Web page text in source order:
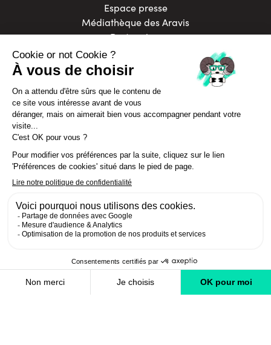
Espace presse
Médiathèque des Aravis
Partenaires
Site de la Mairie
Site du Club des Sports
OFFICE DU TOURISME
Enquête de satisfaction
Brochures
Labels
Offres d’emploi
In Annecy Mountains
Développement durable
Assurance Annulation Séjours
CGV Séjours